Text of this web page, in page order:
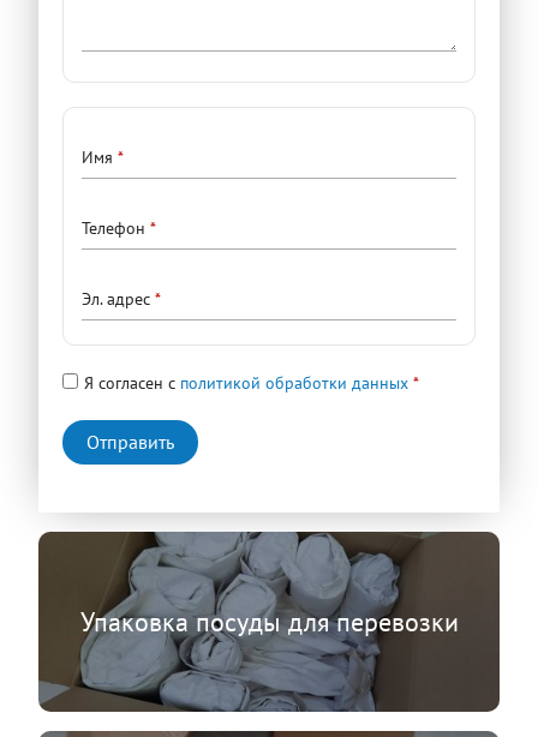
Контактные
данные
Имя
Телефон
Эл. адрес
Я согласен с политикой обработки данных
Упаковка посуды для перевозки